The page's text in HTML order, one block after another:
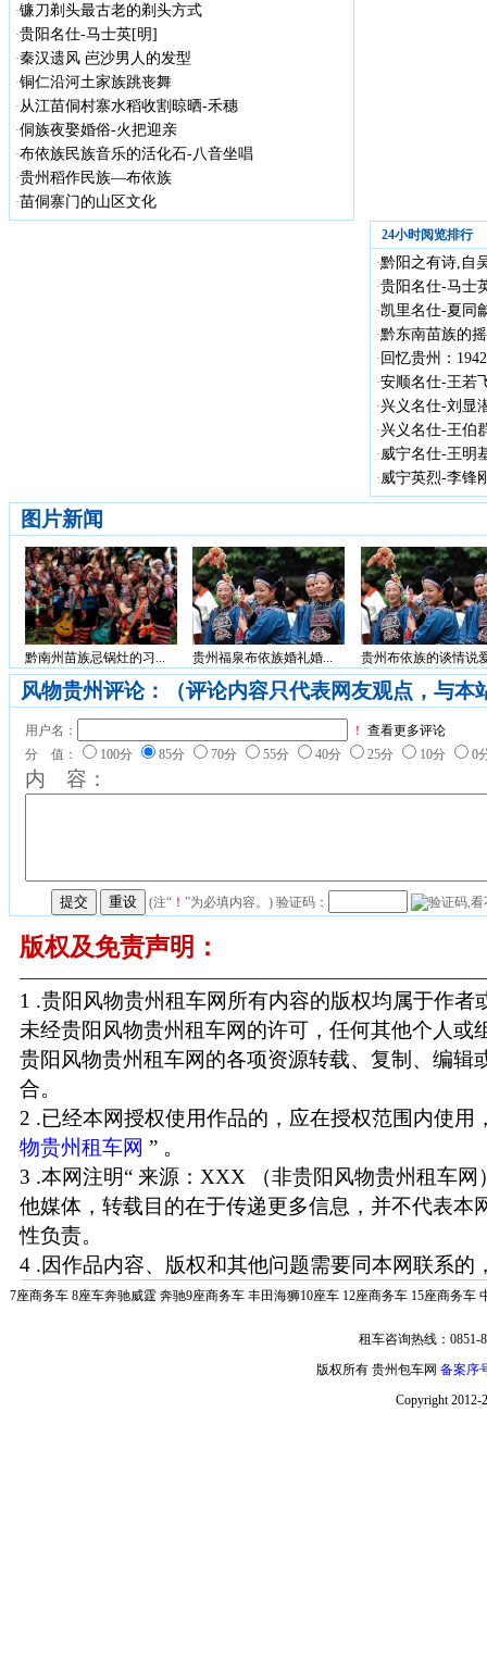
·镰刀剃头最古老的剃头方式
·贵阳名仕-马士英[明]
·秦汉遗风 岜沙男人的发型
·铜仁沿河土家族跳丧舞
· 从江苗侗村寨水稻收割晾晒-禾穗
·侗族夜娶婚俗-火把迎亲
·布依族民族音乐的活化石-八音坐唱
·贵州稻作民族—布依族
·苗侗寨门的山区文化
24小时阅览排行
·黔阳之有诗,自
·贵阳名仕-马士
·凯里名仕-夏同
·黔东南苗族的
· 回忆贵州：
·安顺名仕-王若
·兴义名仕-刘显
·兴义名仕-王伯
· 威宁名仕-王明
· 威宁英烈-李锋
图片新闻
黔南州苗族忌锅灶的习... 贵州福泉布依族婚礼婚... 贵州布依族的谈情说
风物贵州评论：（评论内容只代表网友观点，与本
用户名： ！ 查看更多评论
分 值：
100分 85分 70分 55分 40分 25分 10分 0
内 容：
(注“ ！ ”为必填内容。) 验证码：
版权及免责声明：
1 .贵阳风物贵州租车网所有内容的版权均属于作者
未经贵阳风物贵州租车网的许可，任何其他个人或
贵阳风物贵州租车网的各项资源转载、复制、编辑
合。
2 .已经本网授权使用作品的，应在授权范围内使用
物贵州租车网 ” 。
3 .本网注明“ 来源：XXX （非贵阳风物贵州租车网
他媒体，转载目的在于传递更多信息，并不代表本
性负责。
4 .因作品内容、版权和其他问题需要同本网联系的
7座商务车 8座车奔驰威霆 奔驰9座商务车 丰田海狮10座车 12座商务车 15座商务车
租车咨询热线：0851-
版权所有 贵州包车网 备案序
Copyright 2012-